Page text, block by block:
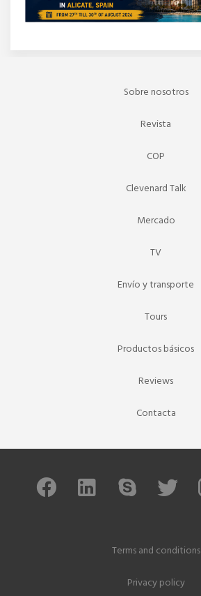
Sobre nosotros
Revista
COP
Clevenard Talk
Mercado
TV
Envío y transporte
Tours
Productos básicos
Reviews
Contacta
Terms and conditions
Privacy policy